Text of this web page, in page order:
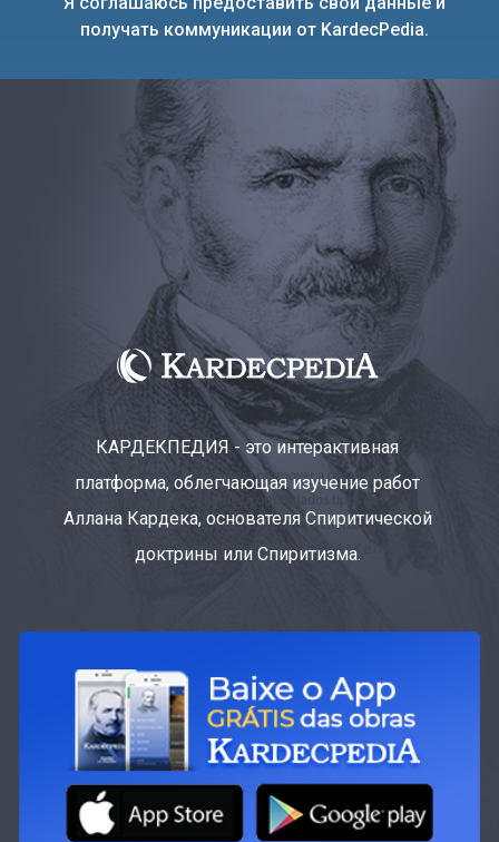
получать коммуникации от KardecPedia.
КАРДЕКПЕДИЯ - это интерактивная
платформа, облегчающая изучение работ
Аллана Кардека, основателя Спиритической
доктрины или Спиритизма.